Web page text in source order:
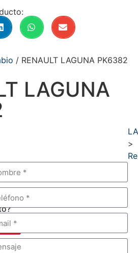
/ RENAULT LAGUNA PK6382
LAGUNA
>